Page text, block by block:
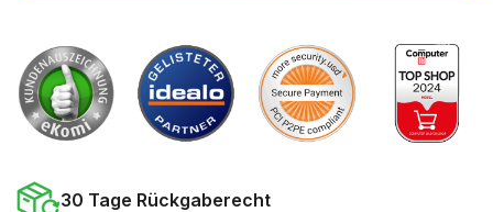
30 Tage Rückgaberecht